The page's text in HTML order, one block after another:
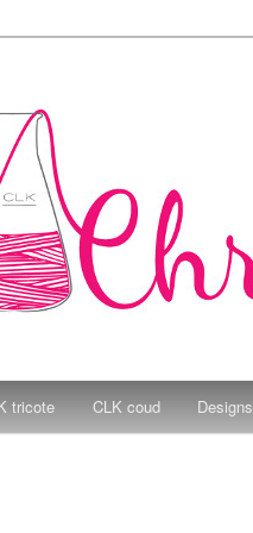
tricote CLK coud Designs